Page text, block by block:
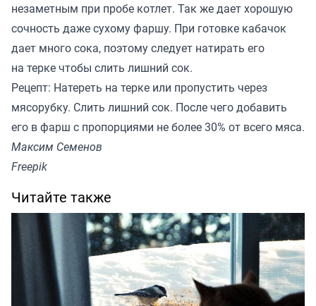
незаметным при пробе котлет. Так же дает хорошую
сочность даже сухому фаршу. При готовке кабачок
дает много сока, поэтому следует натирать его
на терке чтобы слить лишний сок.
Рецепт: Натереть на терке или пропустить через
мясорубку. Слить лишний сок. После чего добавить
его в фарш с пропорциями не более 30% от всего мяса.
Максим Семенов
Freepik
Читайте также